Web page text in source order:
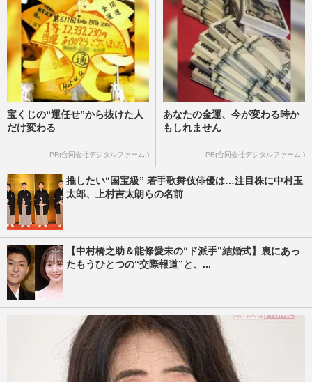
宝くじの“運任せ”から抜けた人
だけ変わる
PR(合同会社デジタルファーム )
あなたの金運、今が変わる時か
もしれません
PR(合同会社デジタルファーム )
推したい“国宝級” 若手歌舞伎俳優は…注目株に中村玉
太郎、上村吉太朗らの名前
【中村橋之助＆能條愛未の“ド派手”結婚式】裏にあっ
たもうひとつの“交際報道”と、...